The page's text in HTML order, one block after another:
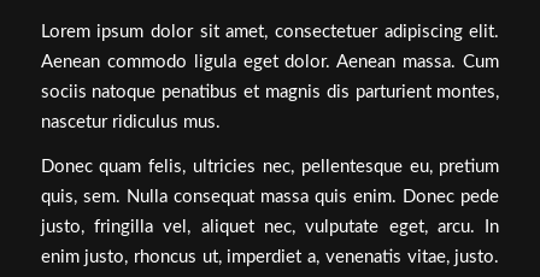
Lorem ipsum dolor sit amet, consectetuer adipiscing elit.
Aenean commodo ligula eget dolor. Aenean massa. Cum
sociis natoque penatibus et magnis dis parturient montes,
nascetur ridiculus mus.
Donec quam felis, ultricies nec, pellentesque eu, pretium
quis, sem. Nulla consequat massa quis enim. Donec pede
justo, fringilla vel, aliquet nec, vulputate eget, arcu. In
enim justo, rhoncus ut, imperdiet a, venenatis vitae, justo.